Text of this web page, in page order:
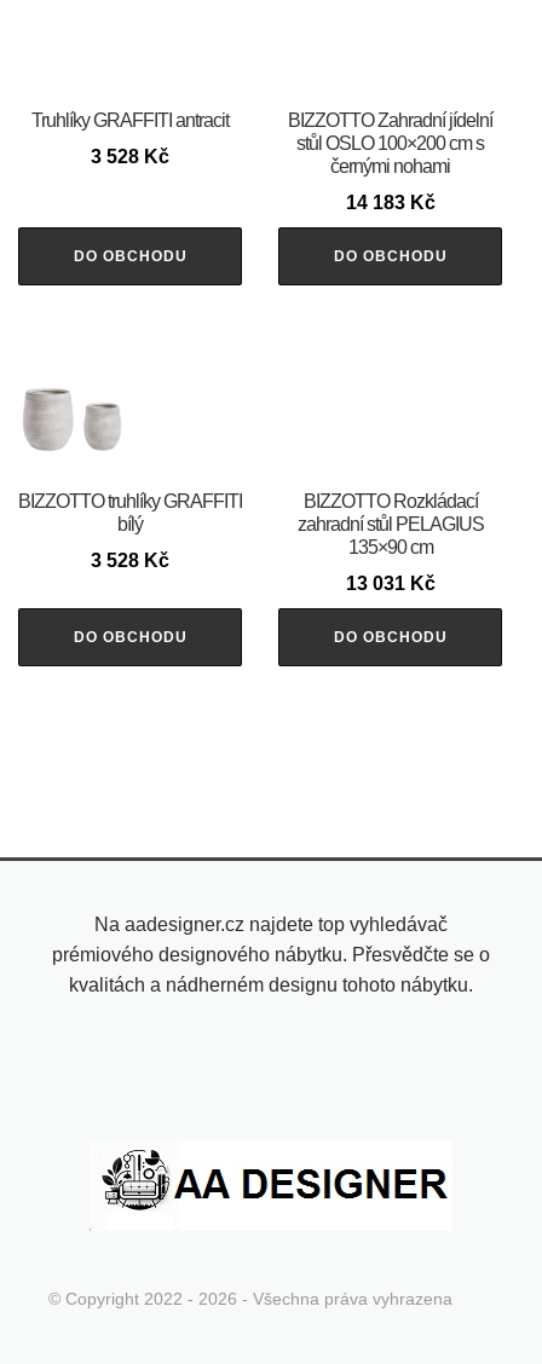
Truhlíky GRAFFITI antracit
3 528 Kč
DO OBCHODU
BIZZOTTO Zahradní jídelní
stůl OSLO 100×200 cm s
černými nohami
14 183 Kč
DO OBCHODU
BIZZOTTO truhlíky GRAFFITI
bílý
3 528 Kč
DO OBCHODU
BIZZOTTO Rozkládací
zahradní stůl PELAGIUS
135×90 cm
13 031 Kč
DO OBCHODU
Na aadesigner.cz najdete top vyhledávač
prémiového designového nábytku. Přesvědčte se o
kvalitách a nádherném designu tohoto nábytku.
© Copyright 2022 - 2026 - Všechna práva vyhrazena